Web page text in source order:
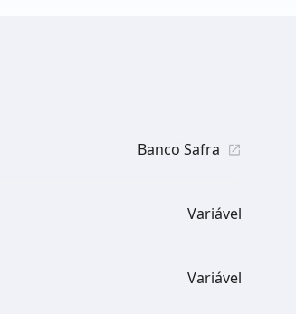
Banco Safra
Variável
Variável